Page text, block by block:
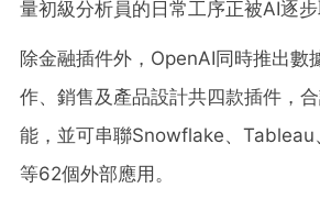
量初級分析員的日常工序正被AI逐步
除金融插件外，OpenAI同時推出數
作、銷售及產品設計共四款插件，
能，並可串聯Snowflake、
等62個外部應用。